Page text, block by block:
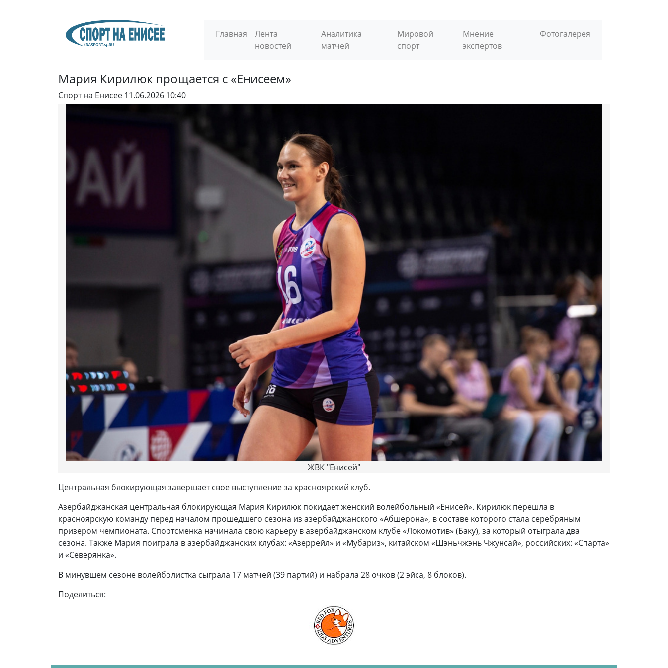
Главная
Лента
новостей
Аналитика
матчей
Мировой
спорт
Мнение
экспертов
Фотогалерея
Мария Кирилюк прощается с «Енисеем»
Спорт на Енисее 11.06.2026 10:40
ЖВК "Енисей"
Центральная блокирующая завершает свое выступление за красноярский клуб.
Азербайджанская центральная блокирующая Мария Кирилюк покидает женский волейбольный «Енисей». Кирилюк перешла в
красноярскую команду перед началом прошедшего сезона из азербайджанского «Абшерона», в составе которого стала серебряным
призером чемпионата. Спортсменка начинала свою карьеру в азербайджанском клубе «Локомотив» (Баку), за который отыграла два
сезона. Также Мария поиграла в азербайджанских клубах: «Азеррейл» и «Мубариз», китайском «Шэньчжэнь Чжунсай», российских: «Спарта»
и «Северянка».
В минувшем сезоне волейболистка сыграла 17 матчей (39 партий) и набрала 28 очков (2 эйса, 8 блоков).
Поделиться: